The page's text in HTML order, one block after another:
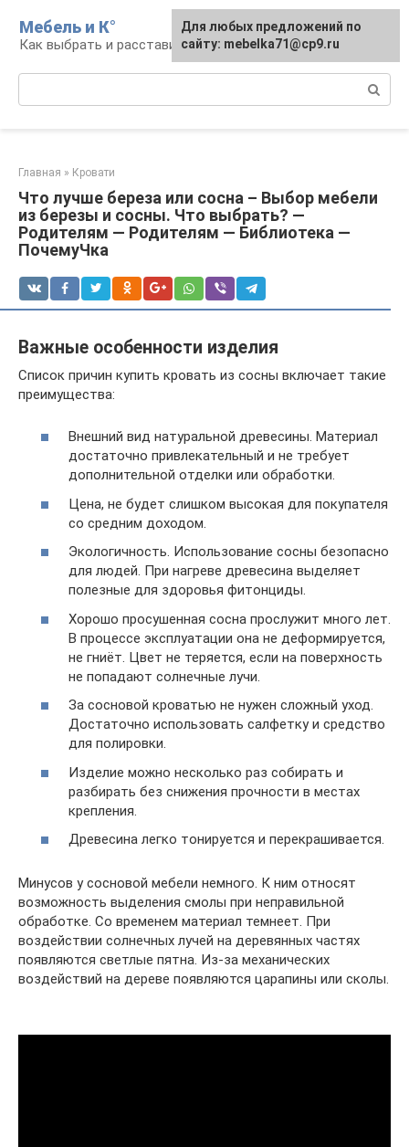
контенту
Мебель и К°
Как выбрать и расставить мебель
Главная » Кровати
Что лучше береза или сосна – Выбор мебели
из березы и сосны. Что выбрать? —
Родителям — Родителям — Библиотека —
ПочемуЧка
Важные особенности изделия
Список причин купить кровать из сосны включает такие
преимущества:
Внешний вид натуральной древесины. Материал
достаточно привлекательный и не требует
дополнительной отделки или обработки.
Цена, не будет слишком высокая для покупателя
со средним доходом.
Экологичность. Использование сосны безопасно
для людей. При нагреве древесина выделяет
полезные для здоровья фитонциды.
Хорошо просушенная сосна прослужит много лет.
В процессе эксплуатации она не деформируется,
не гниёт. Цвет не теряется, если на поверхность
не попадают солнечные лучи.
За сосновой кроватью не нужен сложный уход.
Достаточно использовать салфетку и средство
для полировки.
Изделие можно несколько раз собирать и
разбирать без снижения прочности в местах
крепления.
Древесина легко тонируется и перекрашивается.
Минусов у сосновой мебели немного. К ним относят
возможность выделения смолы при неправильной
обработке. Со временем материал темнеет. При
воздействии солнечных лучей на деревянных частях
появляются светлые пятна. Из-за механических
воздействий на дереве появляются царапины или сколы.
Для любых предложений по
сайту: mebelka71@cp9.ru